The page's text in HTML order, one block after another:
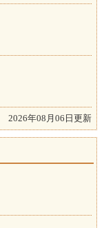
2026年08月06日更新